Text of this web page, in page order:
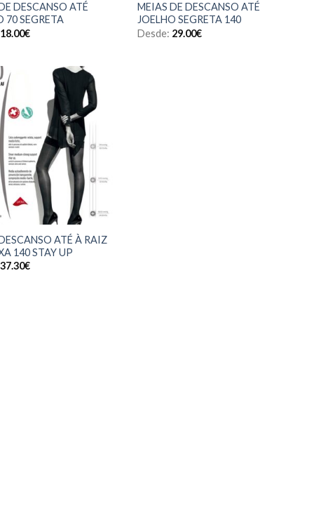
DESCANSO ATÉ
70 SEGRETA
18.00€
MEIAS DE DESCANSO ATÉ
JOELHO SEGRETA 140
Desde: 29.00€
ATÉ À RAIZ
140 STAY UP
37.30€